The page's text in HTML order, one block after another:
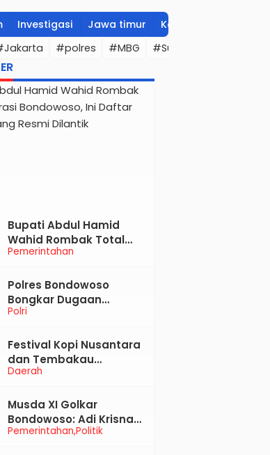
Investigasi Jawa timur Kesehatan
#polres #MBG #Surabaya
Pemerintahan
Bupati Abdul Hamid
Wahid Rombak Total
Birokrasi Bondowoso, Ini
Resmi Dilantik
Polri
Polres Bondowoso
Bongkar Dugaan
Kekerasan Seksual
Ayah Kandung
Daerah
Festival Kopi Nusantara
dan Tembakau
Bondowoso Diserbu
Pemerintahan Politik
Musda XI Golkar
Bondowoso: Adi Krisna
Ajak Muhasabah,